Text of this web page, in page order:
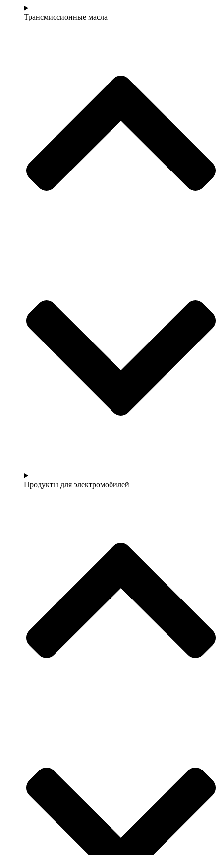
Трансмиссионные масла
Продукты для электромобилей